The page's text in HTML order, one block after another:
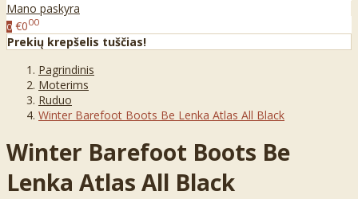
Mano paskyra
0 €000
Prekių krepšelis tuščias!
Pagrindinis
Moterims
Ruduo
Winter Barefoot Boots Be Lenka Atlas All Black
Winter Barefoot Boots Be
Lenka Atlas All Black